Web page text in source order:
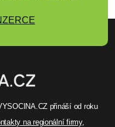
přináší od roku
na regionální firmy,